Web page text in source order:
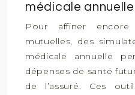
médicale
Pour affiner
mutuelles, des
médicale annuelle
dépenses de santé
de l’assuré. Ces